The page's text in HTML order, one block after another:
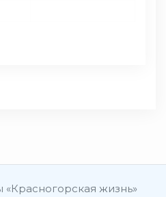
«Красногорская жизнь»